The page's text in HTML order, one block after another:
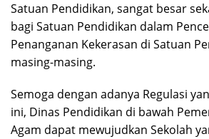
Satuan Pendidikan, sangat besar
bagi Satuan Pendidikan dalam
Penanganan Kekerasan di Satuan
masing-masing.
Semoga dengan adanya Regulasi
ini, Dinas Pendidikan di bawah
Agam dapat mewujudkan Sekolah